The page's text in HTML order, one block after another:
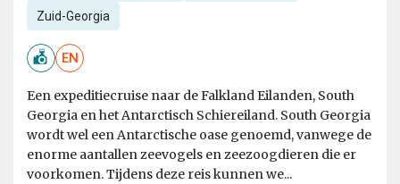
Zuid-Georgia
EN
Een expeditiecruise naar de Falkland Eilanden, South
Georgia en het Antarctisch Schiereiland. South Georgia
wordt wel een Antarctische oase genoemd, vanwege de
enorme aantallen zeevogels en zeezoogdieren die er
voorkomen. Tijdens deze reis kunnen we...